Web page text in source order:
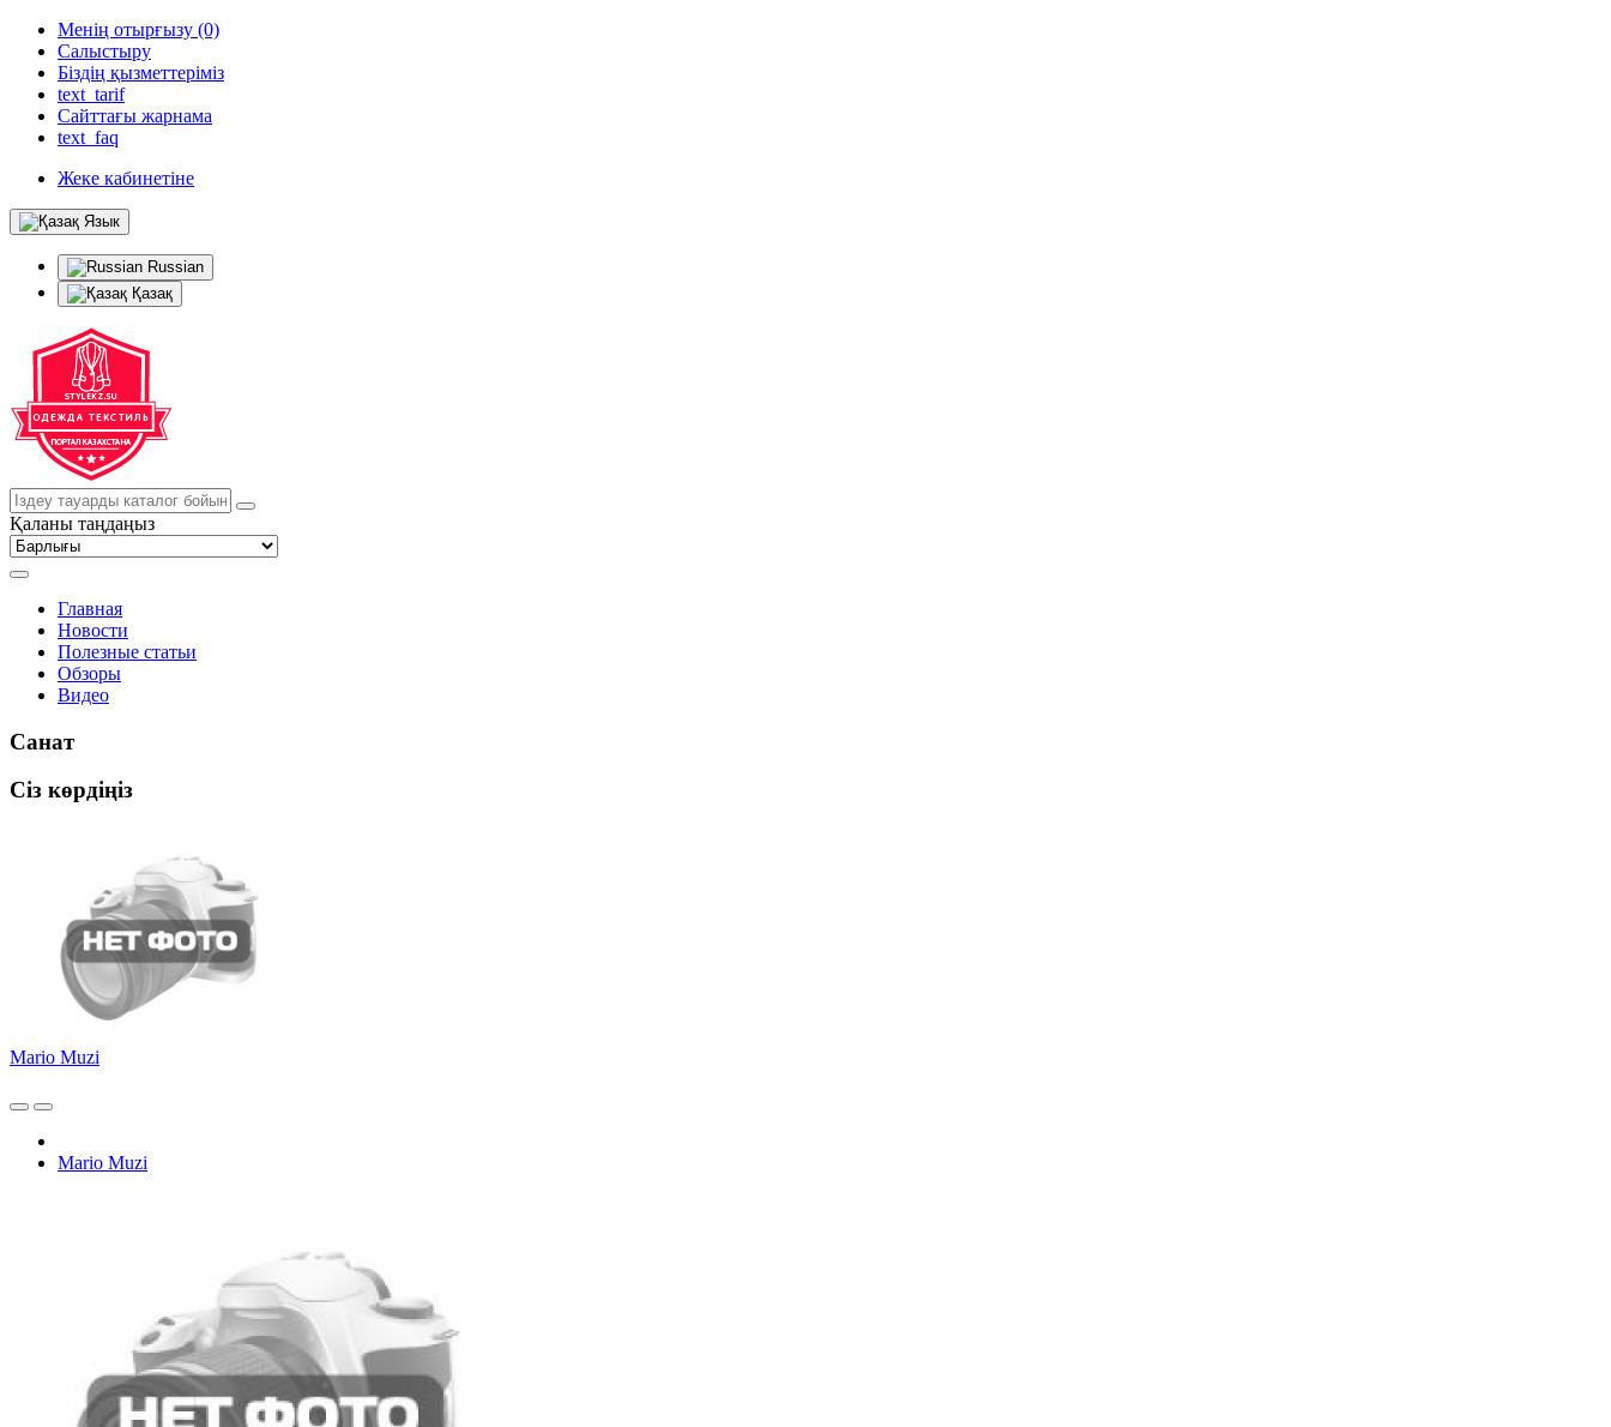
Менің отырғызу (0)
Салыстыру
Біздің қызметтеріміз
text_tarif
Сайттағы жарнама
text_faq
Жеке кабинетіне
Язык
Russian
Қазақ
Қаланы таңдаңыз
Главная
Новости
Полезные статьи
Обзоры
Видео
Санат
Сіз көрдіңіз
Mario Muzi
Mario Muzi